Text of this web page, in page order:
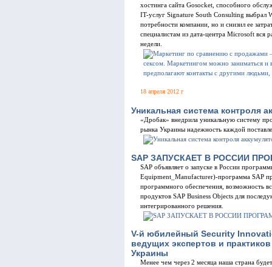
хостинга сайта Gosocket, способного
IT-услуг Signature South Consulting выбрал
потребности компании, но и снизил ее
специалистам из дата-центра Microsoft вся
недели.
18 апреля 2012 г
Уникальная система контроля
«Дробак» внедрила уникальную систему
рынка Украины надежность каждой
SAP ЗАПУСКАЕТ В РОССИИ
SAP объявляет о запуске в России
Equipment_Manufacturer)-программа SAP
программного обеспечения, возможность
продуктов SAP Business Objects для
интегрированного решения.
V-й юбилейный Security
ведущих экспертов и
Украины
Менее чем через 2 месяца наша страна